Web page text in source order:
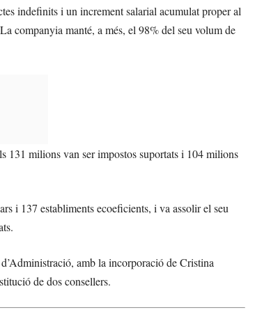
indefinits i un increment salarial acumulat proper al
companyia manté, a més, el 98% del seu volum de
131 milions van ser impostos suportats i 104 milions
i 137 establiments ecoeficients, i va assolir el seu
amb la incorporació de Cristina
de dos consellers.